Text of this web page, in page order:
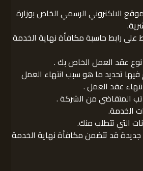
الالكتروني الرسمي الخاص بوزارة
رابط حاسبة مكافأة نهاية الخدمة
عقد العمل الخاص بك .
فيها تحديد ما هو سبب انتهاء العمل
عقد العمل .
المتقاضي من الشركة .
الخدمة.
التي تتطلب منك.
قد تتضمن مكافأة نهاية الخدمة